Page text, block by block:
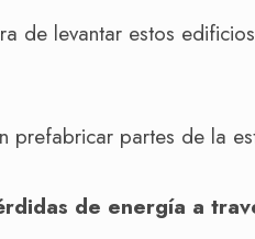
de levantar estos
prefabricar partes de la
de energía a